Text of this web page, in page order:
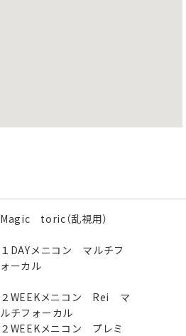
Magic toric（乱視用）
１DAYメニコン マルチフ
ォーカル
２WEEKメニコン Rei マ
ルチフォーカル
２WEEKメニコン プレミ